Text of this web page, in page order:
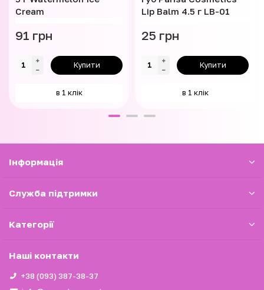
Cream
91 грн
Купити
в 1 клік
Lip Balm 4.5 г LB-01
25 грн
Купити
в 1 клік
Iнформація
Служба підтримки
Категорії
Наші контакти
+38 (093) 387-38-37